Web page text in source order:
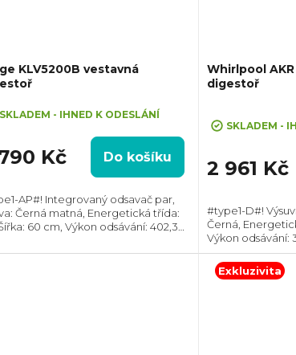
KLV5200B vestavná
SKLADEM - IHNED K ODESLÁNÍ
Kč Do košíku
AP#! Integrovaný odsavač par,
Černá matná, Energetická třída:
60 cm, Výkon odsávání: 402,3
Horní, Možnost recirkulace i...
Whirlpool
digestoř
hodnocení
je
5,0
5
hvězdiček.
SKLADEM -
2 961 Kč
#type1-D#!
Černá,
Výkon odsávání:
odtahu: 120 mm,
Možnost
Exkluzivita